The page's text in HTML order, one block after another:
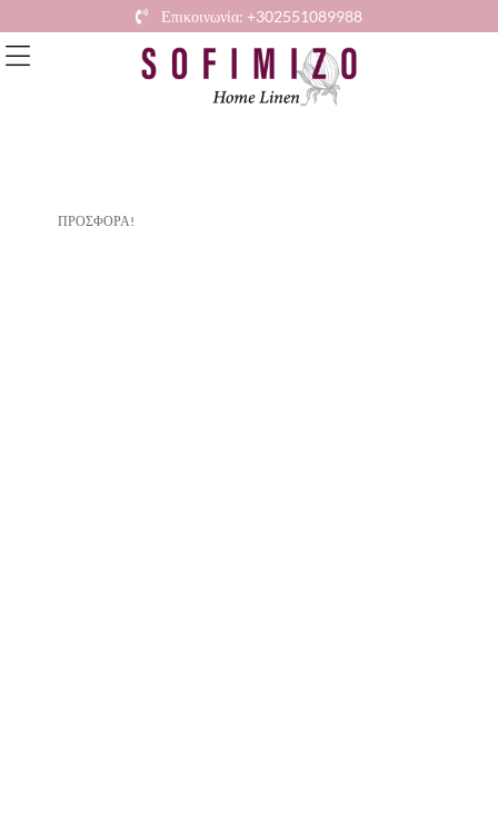
Επικοινωνία: +302551089988
ΠΡΟΣΦΟΡΆ!